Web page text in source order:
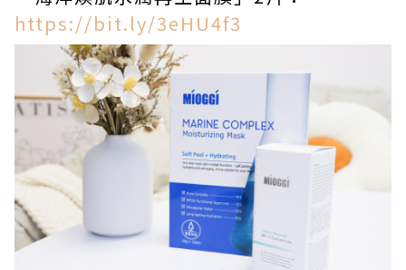
https://bit.ly/3eHU4f3